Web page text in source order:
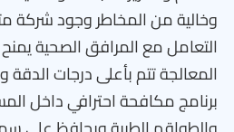
وخالية من المخاطر وجود
التعامل مع المرافق الصحية
المعالجة تتم بأعلى درجات الدقة
برنامج مكافحة احترافي داخل